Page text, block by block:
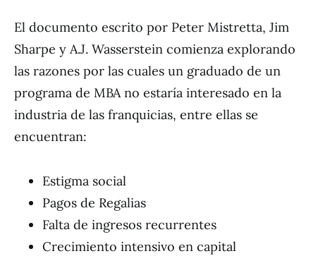
El documento escrito por Peter Mistretta, Jim
Sharpe y A.J. Wasserstein comienza explorando
las razones por las cuales un graduado de un
programa de MBA no estaría interesado en la
industria de las franquicias, entre ellas se
encuentran:
Estigma social
Pagos de Regalias
Falta de ingresos recurrentes
Crecimiento intensivo en capital